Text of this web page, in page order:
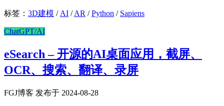
标签： 3D建模 / AI /AR /Python / Sapiens
ChatGPT/AI
eSearch – 开源的AI桌面应用，截屏、
OCR、搜索、翻译、录屏
FGJ博客 发布于 2024-08-28